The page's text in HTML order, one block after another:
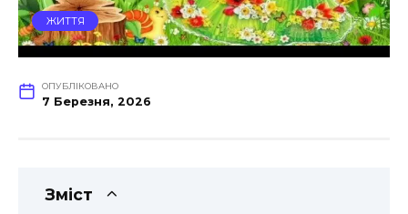
ЖИТТЯ
ОПУБЛІКОВАНО
7 Березня, 2026
Зміст